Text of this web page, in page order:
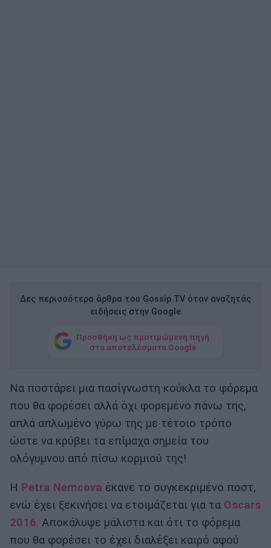
Δες περισσότερα άρθρα του Gossip TV όταν αναζητάς
ειδήσεις στην Google
Προσθήκη ως προτιμώμενη πηγή
στα αποτελέσματα Google
Να ποστάρει μια πασίγνωστη κούκλα το φόρεμα
που θα φορέσει αλλά όχι φορεμένο πάνω της,
απλά απλωμένο γύρω της με τέτοιο τρόπο
ώστε να κρύβει τα επίμαχα σημεία του
ολόγυμνου από πίσω κορμιού της!
Η Petra Nemcova έκανε το συγκεκριμένο ποστ,
ενώ έχει ξεκινήσει να ετοιμάζεται για τα Oscars
2016. Αποκάλυψε μάλιστα και ότι το φόρεμα
που θα φορέσει το έχει διαλέξει καιρό αφού